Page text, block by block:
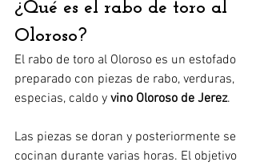
¿Qué es el rabo de toro al
Oloroso?
El rabo de toro al Oloroso es un estofado
preparado con piezas de rabo, verduras,
especias, caldo y vino Oloroso de Jerez.
Las piezas se doran y posteriormente se
cocinan durante varias horas. El objetivo